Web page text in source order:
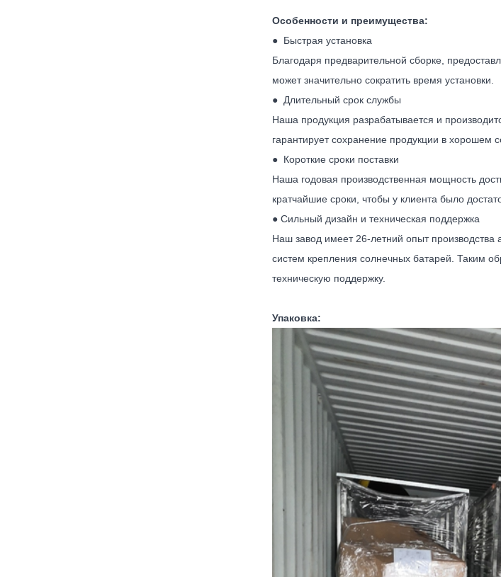
Особенности и преимущества:
● Быстрая установка
Благодаря предварительной сборке,
может значительно сократить время установки.
● Длительный срок службы
Наша продукция разрабатывается и
гарантирует сохранение продукции в хорошем
● Короткие сроки поставки
Наша годовая производственная мощность
кратчайшие сроки, чтобы у клиента было
● Сильный дизайн и техническая поддержка
Наш завод имеет 26-летний опыт
систем крепления солнечных батарей. Таким
техническую поддержку.
Упаковка: